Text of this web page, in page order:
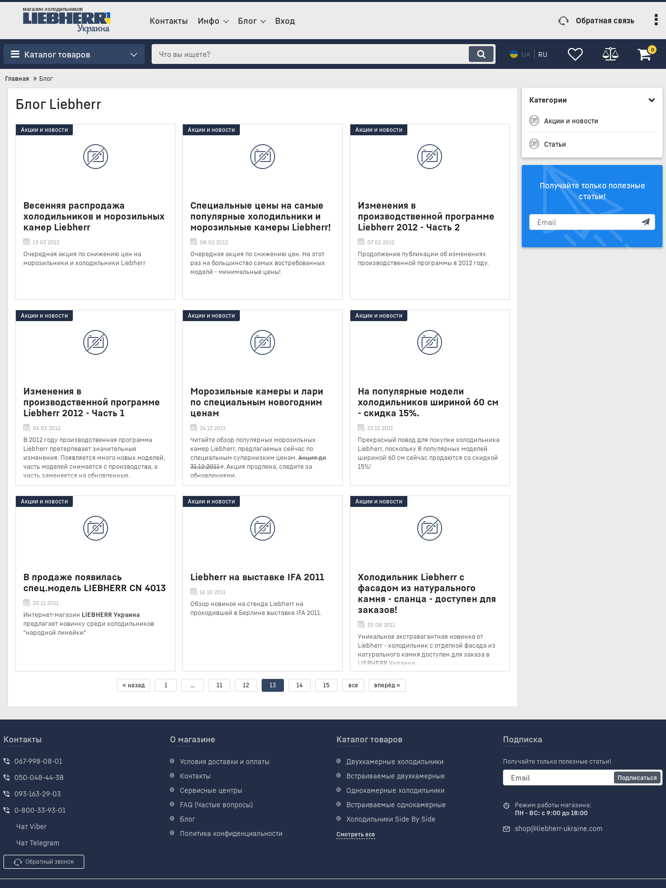
магазин холодильников
Контакты Инфо Блог Вход Обратная связь
Каталог товаров RU
UA
0
Главная Блог
Категории
Акции и новости
Статьи
Получайте только полезные
статьи!
Блог Liebherr
Акции и новости
Весенняя распродажа
холодильников и морозильных
камер Liebherr
13 03 2012
Очередная акция по снижению цен на
морозильники и холодильники Liebherr
Акции и новости
Специальные цены на самые
популярные холодильники и
морозильные камеры Liebherr!
08 02 2012
Очередная акция по снижению цен. На этот
раз на большинство самых востребованных
моделй - минимальные цены!
Акции и новости
Изменения в
производственной программе
Liebherr 2012 - Часть 2
07 02 2012
Продолжение публикации об изменениях
производственной программы в 2012 году.
Акции и новости
Изменения в
производственной программе
Liebherr 2012 - Часть 1
04 02 2012
В 2012 году производственная программа
Liebherr претерпевает значительные
изменения. Появляется много новых моделей,
часть моделей снимается с производства, а
часть заменяется на обновленные.
Акции и новости
Морозильные камеры и лари
по специальным новогодним
ценам
24 12 2011
Читайте обзор популярных морозильных
камер Liebherr, предлагаемых сейчас по
специальным супернизким ценам.Акция до
31.12.2011 г. Акция продлена, следите за
обновлениями.
Акции и новости
На популярные модели
холодильников шириной 60 см
- скидка 15%.
23 12 2011
Прекрасный повод для покупки холодильника
Liebherr, поскольку 8 популярных моделей
шириной 60 см сейчас продаются со скидкой
15%!
Акции и новости
В продаже появилась
спец.модель LIEBHERR CN 4013
20 11 2011
Интернет-магазин LIEBHERR Украина
предлагает новинку среди холодильников
"народной линейки"
Акции и новости
Liebherr на выставке IFA 2011
16 10 2011
Обзор новинок на стенде Liebherr на
проходившей в Берлине выставке IFA 2011.
Акции и новости
Холодильник Liebherr с
фасадом из натурального
камня - сланца - доступен для
заказов!
30 08 2011
Уникальная экстравагантная новинка от
Liebherr - холодильник с отделкой фасада из
натурального камня доступен для заказа в
LIEBHERR Украина
« назад 1 ... 11 12 13 14 15 все вперёд »
Контакты
067-998-08-01
050-048-44-38
093-163-29-03
0-800-33-93-01
Чат Viber
Чат Telegram
Обратный звонок
О магазине
Условия доставки и оплаты
Контакты
Сервисные центры
FAQ (Частые вопросы)
Блог
Политика конфиденциальности
Каталог товаров
Двухкамерные холодильники
Встраиваемые двухкамерные
Однокамерные холодильники
Встраиваемые однокамерные
Холодильники Side By Side
Смотреть все
Подписка
Получайте только полезные статьи!
Подписаться
Режим работы магазина:
ПН - ВС: с 9:00 до 18:00
shop@liebherr-ukraine.com